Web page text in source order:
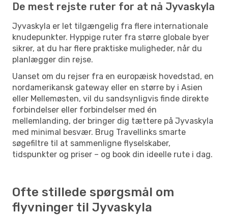
De mest rejste ruter for at nå Jyvaskyla
Jyvaskyla er let tilgængelig fra flere internationale
knudepunkter. Hyppige ruter fra større globale byer
sikrer, at du har flere praktiske muligheder, når du
planlægger din rejse.
Uanset om du rejser fra en europæisk hovedstad, en
nordamerikansk gateway eller en større by i Asien
eller Mellemøsten, vil du sandsynligvis finde direkte
forbindelser eller forbindelser med én
mellemlanding, der bringer dig tættere på Jyvaskyla
med minimal besvær. Brug Travellinks smarte
søgefiltre til at sammenligne flyselskaber,
tidspunkter og priser – og book din ideelle rute i dag.
Ofte stillede spørgsmål om
flyvninger til Jyvaskyla